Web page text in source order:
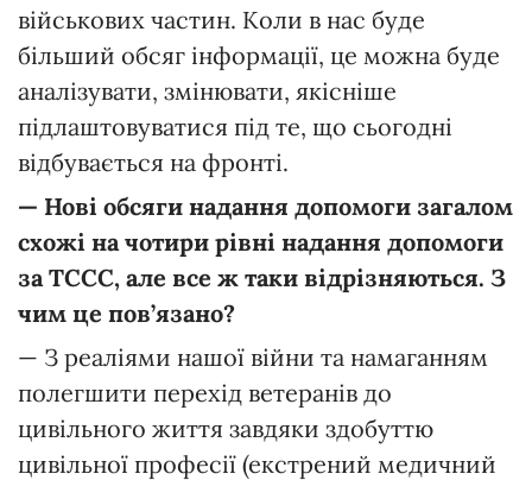
військових частин. Коли в нас буде
більший обсяг інформації, це можна буде
аналізувати, змінювати, якісніше
підлаштовуватися під те, що сьогодні
відбувається на фронті.
— Нові обсяги надання допомоги загалом
схожі на чотири рівні надання допомоги
за ТССС, але все ж таки відрізняються. З
чим це пов’язано?
— З реаліями нашої війни та намаганням
полегшити перехід ветеранів до
цивільного життя завдяки здобуттю
цивільної професії (екстрений медичний